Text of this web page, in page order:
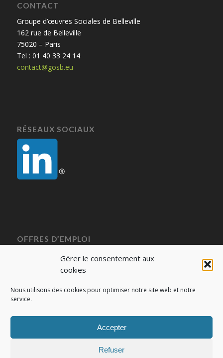
Gérer le consentement aux
cookies
Nous utilisons des cookies pour optimiser notre site web et notre
service.
Accepter
Refuser
CONTACT
Groupe d’œuvres Sociales de Belleville
162 rue de Belleville
75020 – Paris
Tel : 01 40 33 24 14
contact@gosb.eu
RÉSEAUX SOCIAUX
OFFRES D’EMPLOI
Voir toutes nos offres
MENTIONS LÉGALES